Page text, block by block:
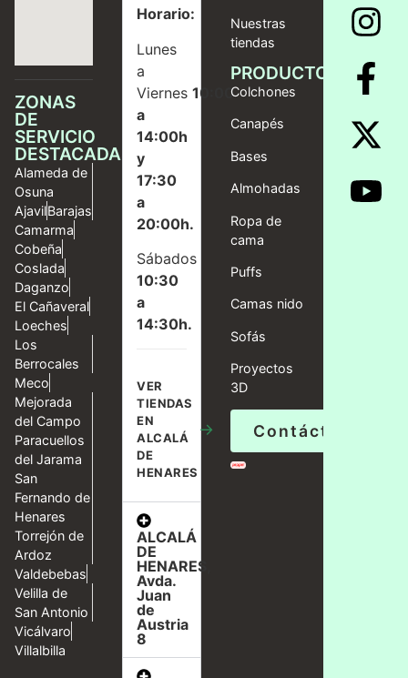
ZONAS
DE
SERVICIO
DESTACADAS
Alameda de
Osuna
AjavilBarajas
Camarma
Cobeña
Coslada
Daganzo
El Cañaveral
Loeches
Los
Berrocales
Meco
Mejorada
del Campo
Paracuellos
del Jarama
San
Fernando de
Henares
Torrejón de
Ardoz
Valdebebas
Velilla de
San Antonio
Vicálvaro
Villalbilla
Horario:
Lunes
a
Viernes10:00
a
14:00h
y
17:30
a
20:00h.
Sábados
10:30
a
14:30h.
VER
TIENDAS
EN
ALCALÁ
DE
HENARES
→
ALCALÁ
DE
HENARES,
Avda.
Juan
de
Austria
8
Nuestras
tiendas
PRODUCTOS
Colchones
Canapés
Bases
Almohadas
Ropa de
cama
Puffs
Camas nido
Sofás
Proyectos
3D
Contáctanos